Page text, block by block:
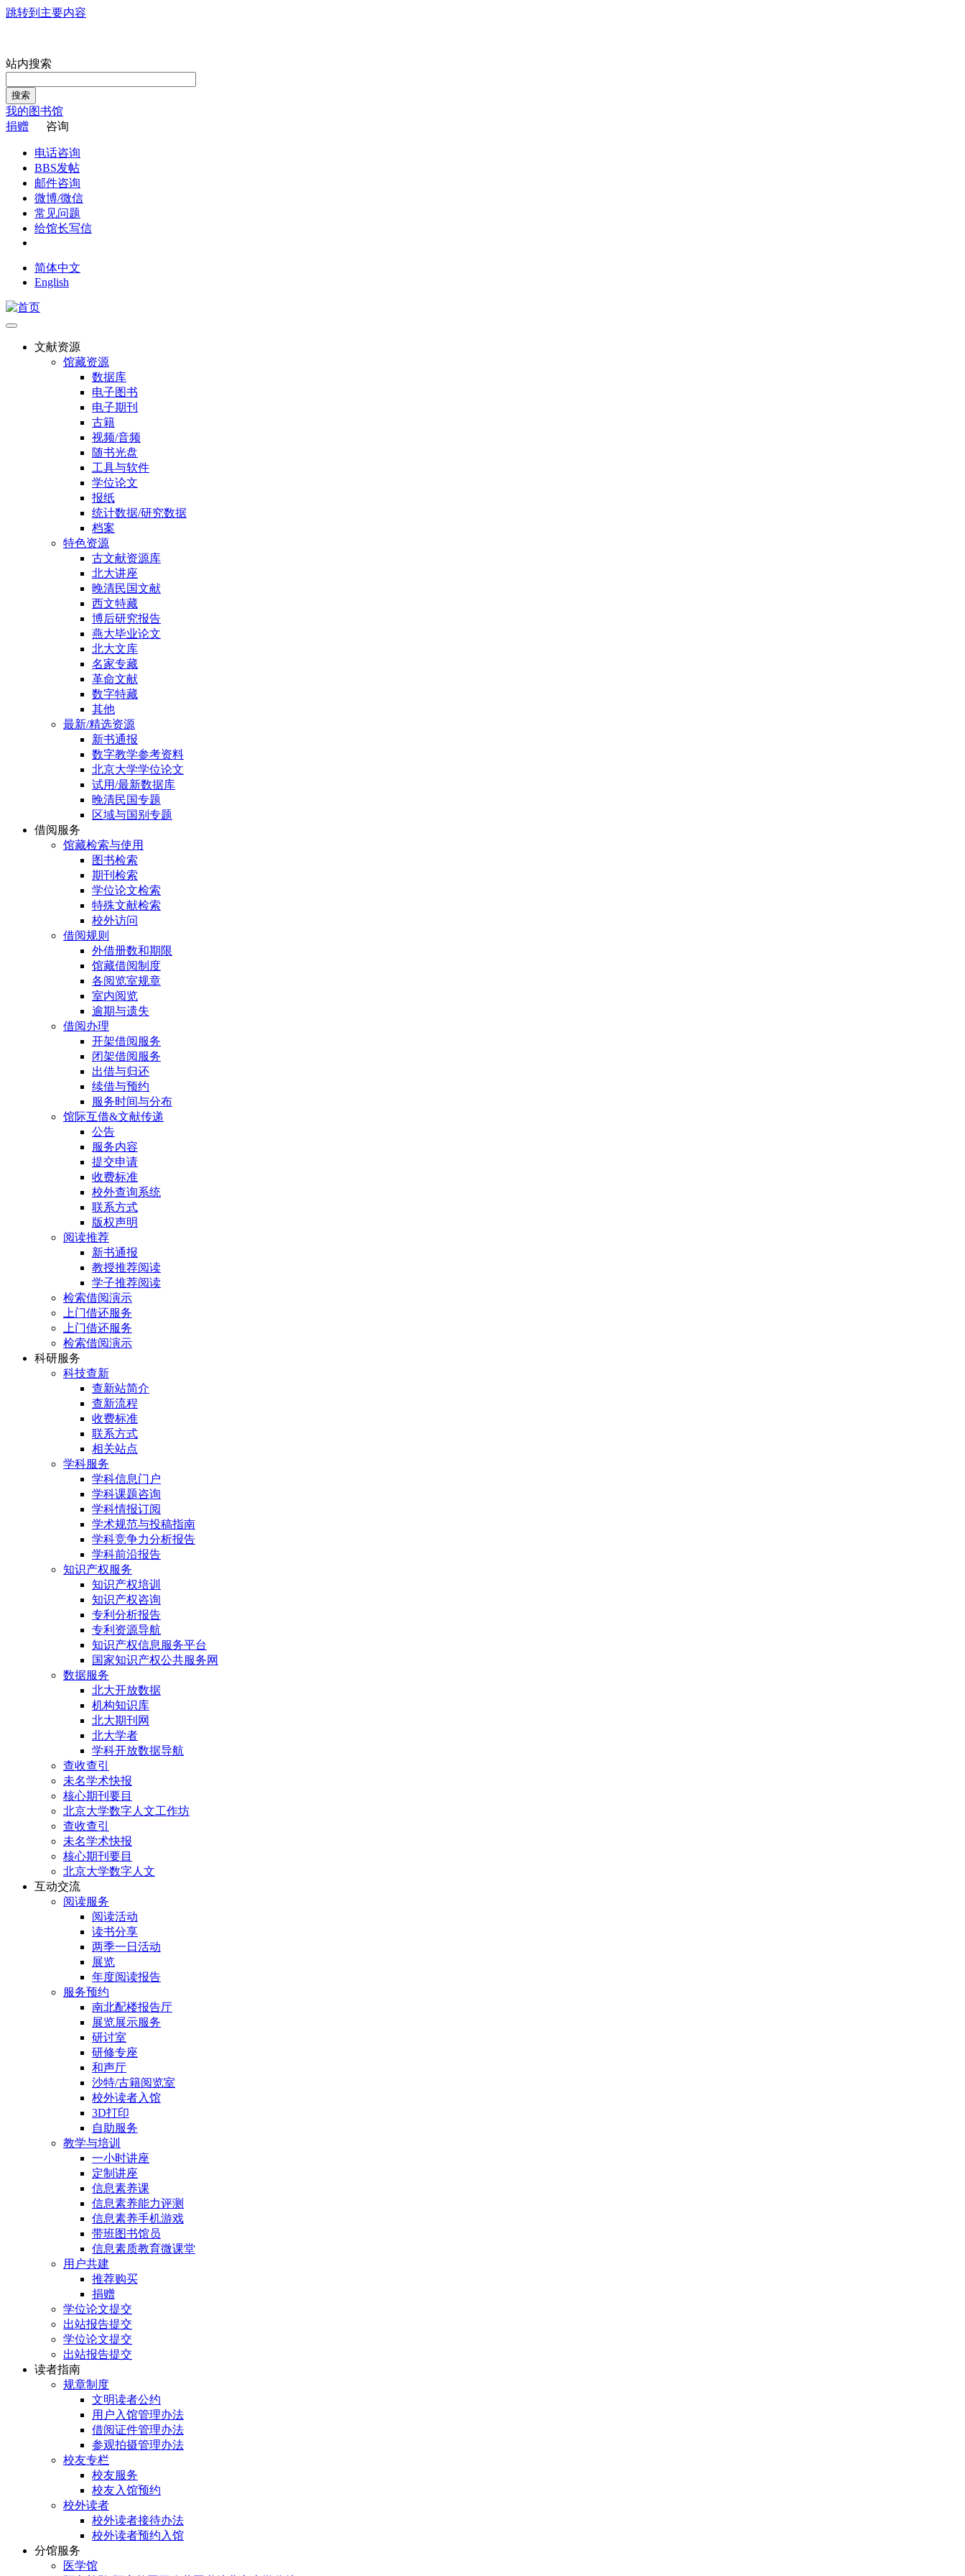
跳转到主要内容
站内搜索
搜索
我的图书馆
捐赠
咨询
电话咨询
BBS发帖
邮件咨询
微博/微信
常见问题
给馆长写信
简体中文
English
文献资源
馆藏资源
数据库
电子图书
电子期刊
古籍
视频/音频
随书光盘
工具与软件
学位论文
报纸
统计数据/研究数据
档案
特色资源
古文献资源库
北大讲座
晚清民国文献
西文特藏
博后研究报告
燕大毕业论文
北大文库
名家专藏
革命文献
数字特藏
其他
最新/精选资源
新书通报
数字教学参考资料
北京大学学位论文
试用/最新数据库
晚清民国专题
区域与国别专题
借阅服务
馆藏检索与使用
图书检索
期刊检索
学位论文检索
特殊文献检索
校外访问
借阅规则
外借册数和期限
馆藏借阅制度
各阅览室规章
室内阅览
逾期与遗失
借阅办理
开架借阅服务
闭架借阅服务
出借与归还
续借与预约
服务时间与分布
馆际互借&文献传递
公告
服务内容
提交申请
收费标准
校外查询系统
联系方式
版权声明
阅读推荐
新书通报
教授推荐阅读
学子推荐阅读
检索借阅演示
上门借还服务
上门借还服务
检索借阅演示
科研服务
科技查新
查新站简介
查新流程
收费标准
联系方式
相关站点
学科服务
学科信息门户
学科课题咨询
学科情报订阅
学术规范与投稿指南
学科竞争力分析报告
学科前沿报告
知识产权服务
知识产权培训
知识产权咨询
专利分析报告
专利资源导航
知识产权信息服务平台
国家知识产权公共服务网
数据服务
北大开放数据
机构知识库
北大期刊网
北大学者
学科开放数据导航
查收查引
未名学术快报
核心期刊要目
北京大学数字人文工作坊
查收查引
未名学术快报
核心期刊要目
北京大学数字人文
互动交流
阅读服务
阅读活动
读书分享
两季一日活动
展览
年度阅读报告
服务预约
南北配楼报告厅
展览展示服务
研讨室
研修专座
和声厅
沙特/古籍阅览室
校外读者入馆
3D打印
自助服务
教学与培训
一小时讲座
定制讲座
信息素养课
信息素养能力评测
信息素养手机游戏
带班图书馆员
信息素质教育微课堂
用户共建
推荐购买
捐赠
学位论文提交
出站报告提交
学位论文提交
出站报告提交
读者指南
规章制度
文明读者公约
用户入馆管理办法
借阅证件管理办法
参观拍摄管理办法
校友专栏
校友服务
校友入馆预约
校外读者
校外读者接待办法
校外读者预约入馆
分馆服务
医学馆